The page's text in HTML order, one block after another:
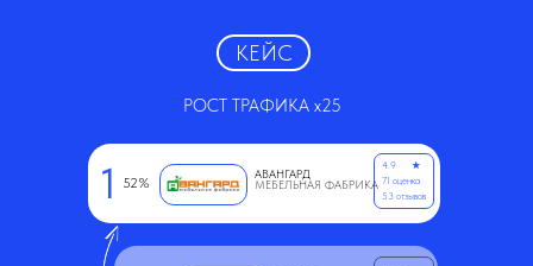
★
4.9
53 отзывов
71 оценка
МЕБЕЛЬНАЯ ФАБРИКА
РОСТ ТРАФИКА x25
АВАНГАРД
52%
1
КЕЙС